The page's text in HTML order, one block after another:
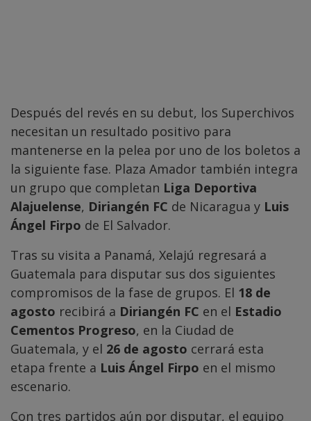
Después del revés en su debut, los Superchivos
necesitan un resultado positivo para
mantenerse en la pelea por uno de los boletos a
la siguiente fase. Plaza Amador también integra
un grupo que completan Liga Deportiva
Alajuelense, Diriangén FC de Nicaragua y Luis
Ángel Firpo de El Salvador.
Tras su visita a Panamá, Xelajú regresará a
Guatemala para disputar sus dos siguientes
compromisos de la fase de grupos. El 18 de
agosto recibirá a Diriangén FC en el Estadio
Cementos Progreso, en la Ciudad de
Guatemala, y el 26 de agosto cerrará esta
etapa frente a Luis Ángel Firpo en el mismo
escenario.
Con tres partidos aún por disputar, el equipo